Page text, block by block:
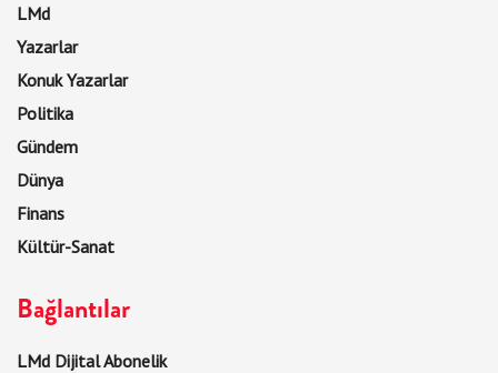
LMd
Yazarlar
Konuk Yazarlar
Politika
Gündem
Dünya
Finans
Kültür-Sanat
Bağlantılar
LMd Dijital Abonelik